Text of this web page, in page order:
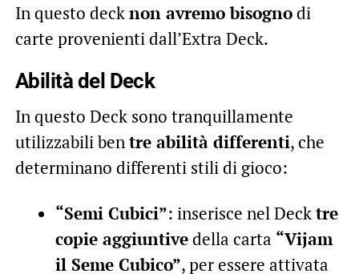
In questo decknon avremo bisognodi
carte provenienti dall’Extra Deck.
Abilità del Deck
In questo Deck sono tranquillamente
utilizzabili bentre abilità differenti, che
determinano differenti stili di gioco:
“Semi Cubici”: inserisce nel Decktre
copie aggiuntivedella carta “Vijam
il Seme Cubico”, per essere attivata